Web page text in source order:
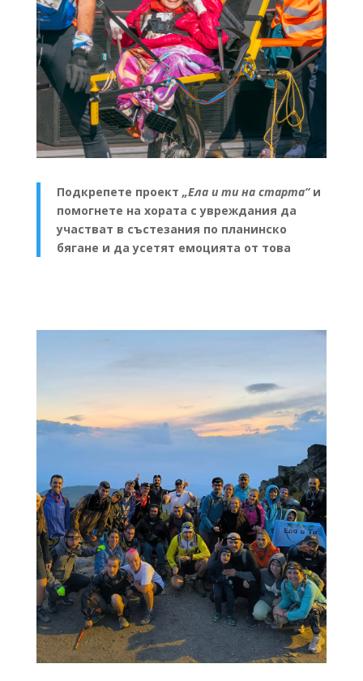
Подкрепете проект „Ела и ти на старта“и
помогнете на хората с увреждания да
участват в състезания по планинско
бягане и да усетят емоцията от това